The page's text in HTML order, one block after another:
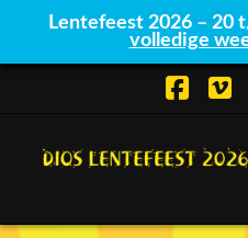
Lentefeest 2026 – 20
volledige